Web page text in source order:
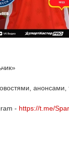
- https://t.me/